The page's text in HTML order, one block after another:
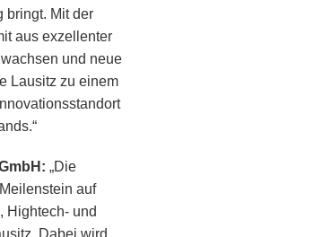
bringt. Mit der
aus exzellenter
und neue
Lausitz zu einem
„Die
auf
Hightech- und
Dabei wird